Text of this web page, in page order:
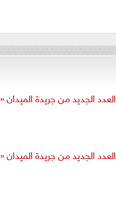
العدد الجديد من جريدة الميدان «1027»
العدد الجديد من جريدة الميدان «1022»